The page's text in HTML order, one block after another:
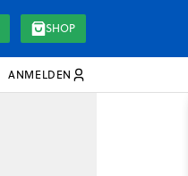
SHOP
ANMELDEN